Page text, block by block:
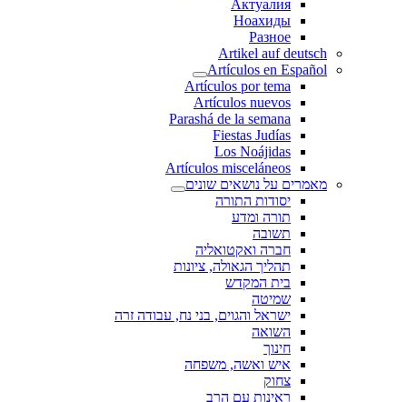
Актуалия
Ноахиды
Разное
Artikel auf deutsch
Artículos en Español
Artículos por tema
Artículos nuevos
Parashá de la semana
Fiestas Judías
Los Noájidas
Artículos misceláneos
מאמרים על נושאים שונים
יסודות התורה
תורה ומדע
תשובה
חברה ואקטואליה
תהליך הגאולה, ציונות
בית המקדש
שמיטה
ישראל והגוים, בני נח, עבודה זרה
השואה
חינוך
איש ואשה, משפחה
צחוק
ראינות עם הרב